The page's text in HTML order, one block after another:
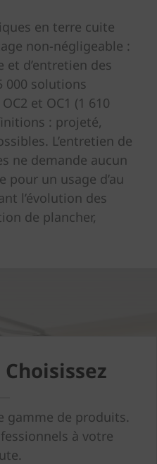
en terre cuite
non-négligeable :
et d’entretien des
000 solutions
et OC1 (1 610
: projeté,
L’entretien de
ne demande aucun
pour un usage d’au
l’évolution des
de plancher,
gamme de produits.
à votre